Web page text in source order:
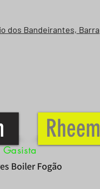
dos Bandeirantes, Barra
Rheem
Gasista
Boiler Fogão